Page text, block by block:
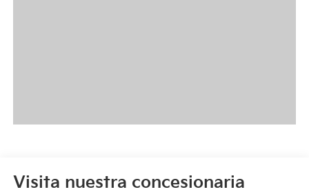
Visita nuestra concesionaria